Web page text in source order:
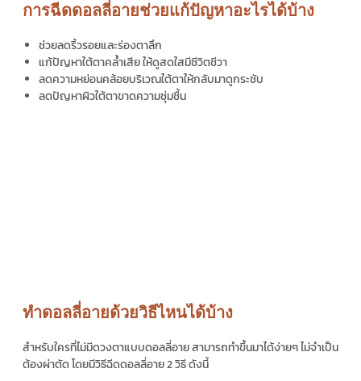
การฉีดดอลลี่อายช่วยแก้ปัญหาอะไรได้บ้าง
ช่วยลดริ้วรอยและร่องตาลึก
แก้ปัญหาใต้ตาคล้ำเสีย ให้ดูสดใสมีชีวิตชีวา
ลดความหย่อนคล้อยบริเวณใต้ตาให้กลับมาดูกระชับ
ลดปัญหาผิวใต้ตาขาดความชุ่มชื้น
ทำดอลลี่อายด้วยวิธีไหนได้บ้าง
สำหรับใครที่ไม่มีดวงตาแบบดอลลี่อายสามารถทำขึ้นมาได้ง่ายๆ ไม่จำเป็น
ต้องผ่าตัด โดยมีวิธีฉีดดอลลี่อาย2 วิธี ดังนี้